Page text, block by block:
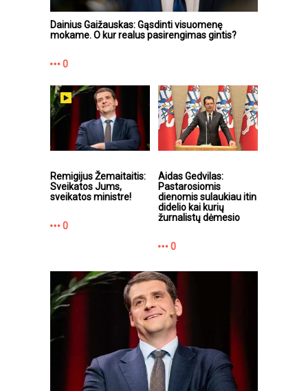
Dainius Gaižauskas: Gąsdinti visuomenę
mokame. O kur realus pasirengimas gintis?
0
Remigijus Žemaitaitis:
Sveikatos Jums,
sveikatos ministre!
0
Aidas Gedvilas:
Pastarosiomis
dienomis sulaukiau itin
didelio kai kurių
žurnalistų dėmesio
0